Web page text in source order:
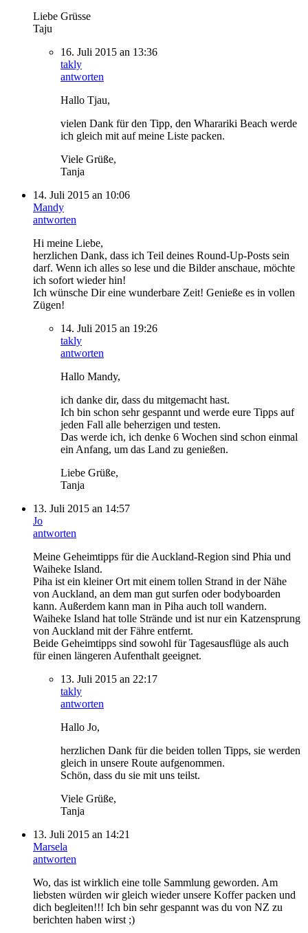
Liebe Grüsse
Taju
16. Juli 2015 an 13:36
takly
antworten
Hallo Tjau,
vielen Dank für den Tipp, den Wharariki Beach werde
ich gleich mit auf meine Liste packen.
Viele Grüße,
Tanja
14. Juli 2015 an 10:06
Mandy
antworten
Hi meine Liebe,
herzlichen Dank, dass ich Teil deines Round-Up-Posts sein
darf. Wenn ich alles so lese und die Bilder anschaue, möchte
ich sofort wieder hin!
Ich wünsche Dir eine wunderbare Zeit! Genieße es in vollen
Zügen!
14. Juli 2015 an 19:26
takly
antworten
Hallo Mandy,
ich danke dir, dass du mitgemacht hast.
Ich bin schon sehr gespannt und werde eure Tipps auf
jeden Fall alle beherzigen und testen.
Das werde ich, ich denke 6 Wochen sind schon einmal
ein Anfang, um das Land zu genießen.
Liebe Grüße,
Tanja
13. Juli 2015 an 14:57
Jo
antworten
Meine Geheimtipps für die Auckland-Region sind Phia und
Waiheke Island.
Piha ist ein kleiner Ort mit einem tollen Strand in der Nähe
von Auckland, an dem man gut surfen oder bodyboarden
kann. Außerdem kann man in Piha auch toll wandern.
Waiheke Island hat tolle Strände und ist nur ein Katzensprung
von Auckland mit der Fähre entfernt.
Beide Geheimtipps sind sowohl für Tagesausflüge als auch
für einen längeren Aufenthalt geeignet.
13. Juli 2015 an 22:17
takly
antworten
Hallo Jo,
herzlichen Dank für die beiden tollen Tipps, sie werden
gleich in unsere Route aufgenommen.
Schön, dass du sie mit uns teilst.
Viele Grüße,
Tanja
13. Juli 2015 an 14:21
Marsela
antworten
Wo, das ist wirklich eine tolle Sammlung geworden. Am
liebsten würden wir gleich wieder unsere Koffer packen und
dich begleiten!!! Ich bin sehr gespannt was du von NZ zu
berichten haben wirst ;)